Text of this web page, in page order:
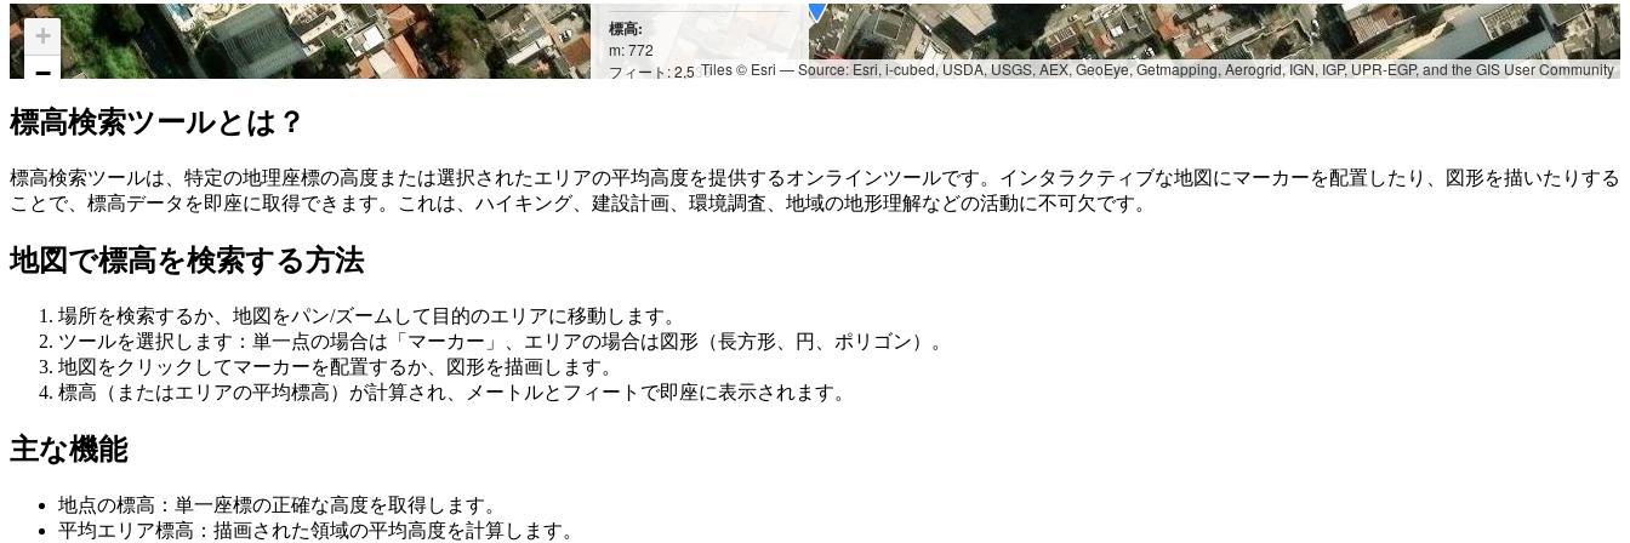
標高:
m: 772
フィート: 2,533
+
−
Tiles © Esri — Source: Esri, i-cubed, USDA, USGS, AEX, GeoEye, Getmapping, Aerogrid, IGN, IGP, UPR-EGP, and the GIS User Community
標高検索ツールとは？
標高検索ツールは、特定の地理座標の高度または選択されたエリアの平均高度を提供するオンラインツールです。インタラクティブな地図にマーカーを配置したり、図形を描いたりする
ことで、標高データを即座に取得できます。これは、ハイキング、建設計画、環境調査、地域の地形理解などの活動に不可欠です。
地図で標高を検索する方法
場所を検索するか、地図をパン/ズームして目的のエリアに移動します。
ツールを選択します：単一点の場合は「マーカー」、エリアの場合は図形（長方形、円、ポリゴン）。
地図をクリックしてマーカーを配置するか、図形を描画します。
標高（またはエリアの平均標高）が計算され、メートルとフィートで即座に表示されます。
主な機能
地点の標高：単一座標の正確な高度を取得します。
平均エリア標高：描画された領域の平均高度を計算します。